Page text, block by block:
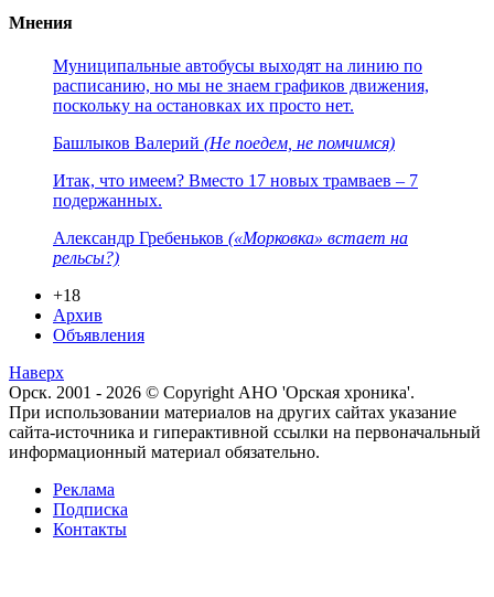
Мнения
Муниципальные автобусы выходят на линию по
расписанию, но мы не знаем графиков движения,
поскольку на остановках их просто нет.
Башлыков Валерий (Не поедем, не помчимся)
Итак, что имеем? Вместо 17 новых трамваев – 7
подержанных.
Александр Гребеньков («Морковка» встает на
рельсы?)
+18
Архив
Объявления
Наверх
Орск. 2001 - 2026 © Copyright АНО 'Орская хроника'.
При использовании материалов на других сайтах указание
сайта-источника и гиперактивной ссылки на первоначальный
информационный материал обязательно.
Реклама
Подписка
Контакты